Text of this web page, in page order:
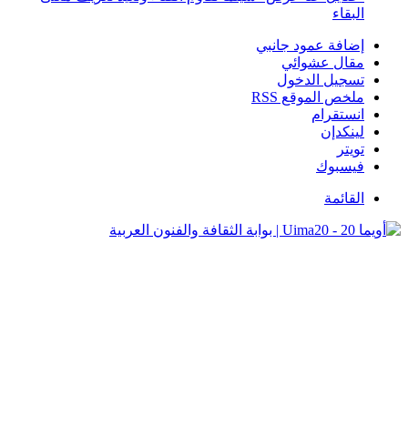
البقاء
إضافة عمود جانبي
مقال عشوائي
تسجيل الدخول
ملخص الموقع RSS
انستقرام
لينكدإن
تويتر
فيسبوك
القائمة